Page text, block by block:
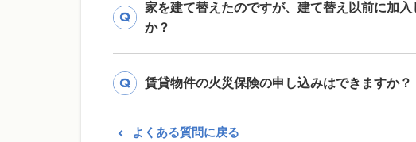
家を建て替えたのですが、建て替え以前に加
か？
賃貸物件の火災保険の申し込みはできますか？
よくある質問に戻る